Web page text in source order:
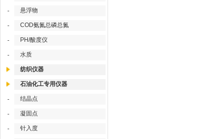
- 悬浮物
- COD氨氮总磷总氮
- PH/酸度仪
- 水质
纺织仪器
石油化工专用仪器
- 结晶点
- 凝固点
- 针入度